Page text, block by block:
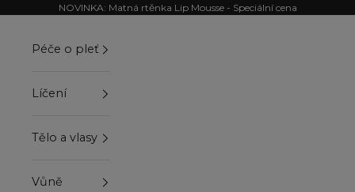
Přejít na obsahNOVINKA: Matná rtěnka Lip Mousse - Speciální cena
Péče o pleť
Líčení
Tělo a vlasy
Vůně